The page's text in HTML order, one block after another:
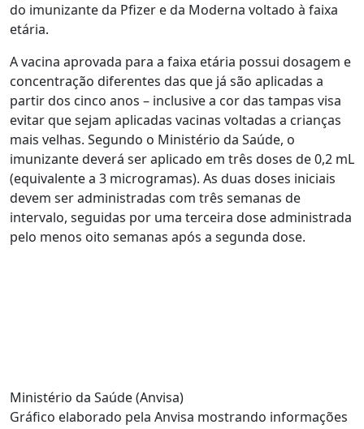
do imunizante da Pfizer e da Moderna voltado à faixa
etária.
A vacina aprovada para a faixa etária possui dosagem e
concentração diferentes das que já são aplicadas a
partir dos cinco anos – inclusive a cor das tampas visa
evitar que sejam aplicadas vacinas voltadas a crianças
mais velhas. Segundo o Ministério da Saúde, o
imunizante deverá ser aplicado em três doses de 0,2 mL
(equivalente a 3 microgramas). As duas doses iniciais
devem ser administradas com três semanas de
intervalo, seguidas por uma terceira dose administrada
pelo menos oito semanas após a segunda dose.
Ministério da Saúde (Anvisa)
Gráfico elaborado pela Anvisa mostrando informações